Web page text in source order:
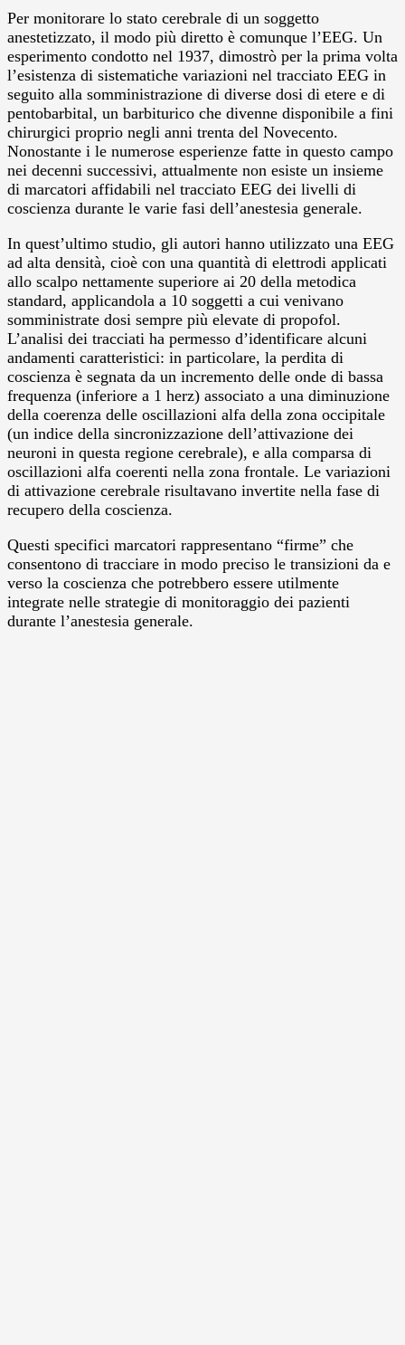
Per monitorare lo stato cerebrale di un soggetto
anestetizzato, il modo più diretto è comunque l’EEG. Un
esperimento condotto nel 1937, dimostrò per la prima volta
l’esistenza di sistematiche variazioni nel tracciato EEG in
seguito alla somministrazione di diverse dosi di etere e di
pentobarbital, un barbiturico che divenne disponibile a fini
chirurgici proprio negli anni trenta del Novecento.
Nonostante i le numerose esperienze fatte in questo campo
nei decenni successivi, attualmente non esiste un insieme
di marcatori affidabili nel tracciato EEG dei livelli di
coscienza durante le varie fasi dell’anestesia generale.
In quest’ultimo studio, gli autori hanno utilizzato una EEG
ad alta densità, cioè con una quantità di elettrodi applicati
allo scalpo nettamente superiore ai 20 della metodica
standard, applicandola a 10 soggetti a cui venivano
somministrate dosi sempre più elevate di propofol.
L’analisi dei tracciati ha permesso d’identificare alcuni
andamenti caratteristici: in particolare, la perdita di
coscienza è segnata da un incremento delle onde di bassa
frequenza (inferiore a 1 herz) associato a una diminuzione
della coerenza delle oscillazioni alfa della zona occipitale
(un indice della sincronizzazione dell’attivazione dei
neuroni in questa regione cerebrale), e alla comparsa di
oscillazioni alfa coerenti nella zona frontale. Le variazioni
di attivazione cerebrale risultavano invertite nella fase di
recupero della coscienza.
Questi specifici marcatori rappresentano “firme” che
consentono di tracciare in modo preciso le transizioni da e
verso la coscienza che potrebbero essere utilmente
integrate nelle strategie di monitoraggio dei pazienti
durante l’anestesia generale.